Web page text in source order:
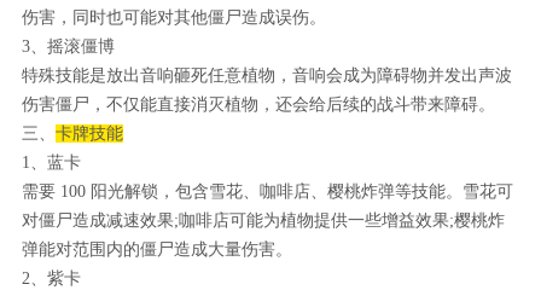
伤害，同时也可能对其他僵尸造成误伤。
3、摇滚僵博
特殊技能是放出音响砸死任意植物，音响会成为障碍物并发出声波
伤害僵尸，不仅能直接消灭植物，还会给后续的战斗带来障碍。
三、 卡牌技能
1、蓝卡
需要 100 阳光解锁，包含雪花、咖啡店、樱桃炸弹等技能。雪花可
对僵尸造成减速效果;咖啡店可能为植物提供一些增益效果;樱桃炸
弹能对范围内的僵尸造成大量伤害。
2、紫卡